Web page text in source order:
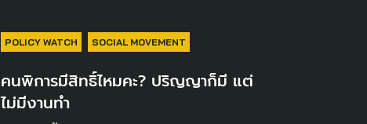
POLICY WATCH SOCIAL MOVEMENT
คนพิการมีสิทธิ์ไหมคะ? ปริญญาก็มี แต่
ไม่มีงานทำ